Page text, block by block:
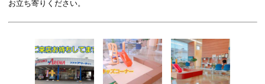
お立ち寄りください。